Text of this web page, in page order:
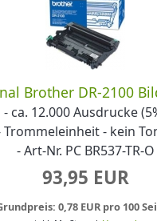
Brother DR-2100
- ca. 12.000 Ausdrucke
Trommeleinheit - kein
- Art-Nr. PC BR537-TR-O
93,95 EUR
0,78 EUR pro 100